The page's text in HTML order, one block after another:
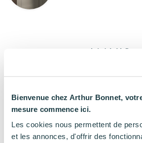
Bienvenue chez Arthur Bonnet,
mesure commence ici.
Les cookies nous permettent de
et les annonces, d'offrir des
DU
« Un superbe effort de
espace, nos besoins, nos